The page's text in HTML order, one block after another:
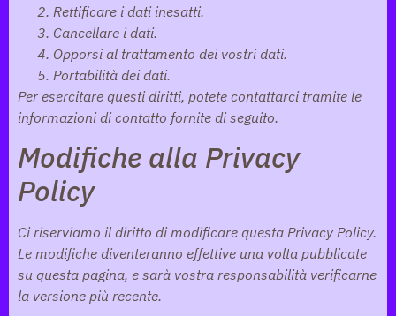
Rettificare i dati inesatti.
Cancellare i dati.
Opporsi al trattamento dei vostri dati.
Portabilità dei dati.
Per esercitare questi diritti, potete contattarci tramite le
informazioni di contatto fornite di seguito.
Modifiche alla Privacy
Policy
Ci riserviamo il diritto di modificare questa Privacy Policy.
Le modifiche diventeranno effettive una volta pubblicate
su questa pagina, e sarà vostra responsabilità verificarne
la versione più recente.